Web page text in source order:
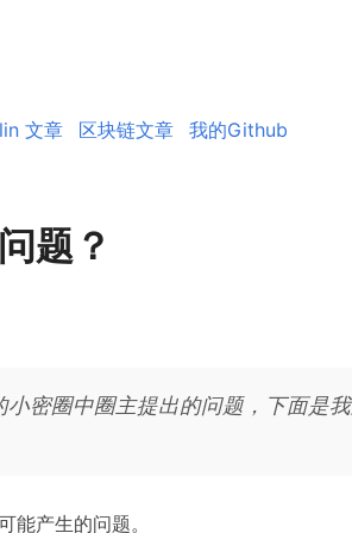
文章 区块链文章 我的Github
题？
密圈中圈主提出的问题，下面是
能产生的问题。